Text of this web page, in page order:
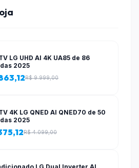
LG UHD AI 4K UA85 de 86
2025
R$ 9.999,00
4K LG QNED AI QNED70 de 50
2025
R$ 4.099,00